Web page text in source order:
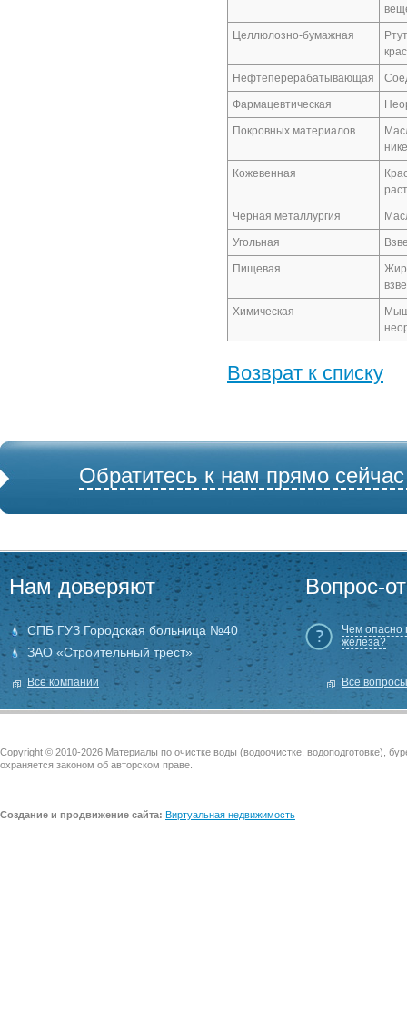
Целлюлозно-бумажная
Нефтеперерабатывающая
Фармацевтическая
Покровных материалов
Кожевенная
Черная металлургия
Угольная
Пищевая
Химическая
Возврат к списку
Обратитесь к нам прямо
Нам доверяют
СПБ ГУЗ Городская больница №40
ЗАО «Строительный трест»
Все компании
Вопрос-
Чем опасно
железа?
Все вопросы
Copyright © 2010-2026 Материалы по очистке воды (водоочистке, водоподготовке),
охраняется законом об авторском праве.
Создание и продвижение сайта: Виртуальная недвижимость